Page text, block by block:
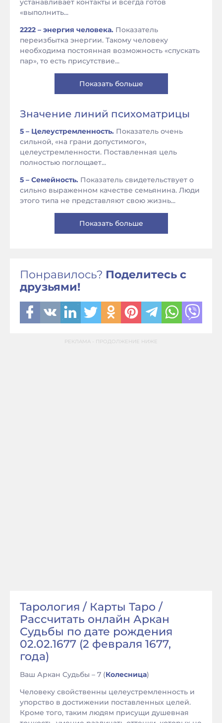
устанавливает контакты и всегда готов
«выполнить...
2222 – энергия человека. Показатель
переизбытка энергии. Такому человеку
необходима постоянная возможность «спускать
пар», то есть присутствие...
Показать больше
Значение линий психоматрицы
5 – Целеустремленность. Показатель очень
сильной, «на грани допустимого»,
целеустремленности. Поставленная цель
полностью поглощает...
5 – Семейность. Показатель свидетельствует о
сильно выраженном качестве семьянина. Люди
этого типа не представляют свою жизнь...
Показать больше
Понравилось? Поделитесь с
друзьями!
РЕКЛАМА - ПРОДОЛЖЕНИЕ НИЖЕ
Тарология / Карты Таро /
Рассчитать онлайн Аркан
Судьбы по дате рождения
02.02.1677 (2 февраля 1677,
года)
Ваш Аркан Судьбы – 7 (Колесница)
Человеку свойственны целеустремленность и
упорство в достижении поставленных целей.
Кроме того, таким людям присущи душевная